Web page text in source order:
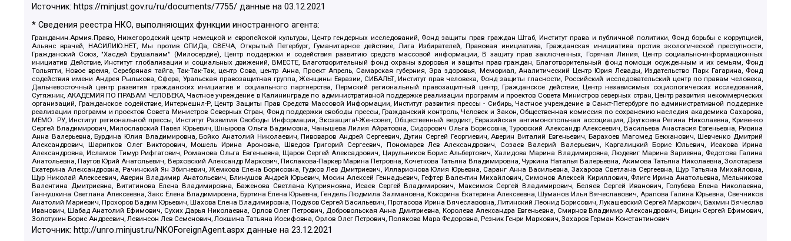
Источник: https://minjust.gov.ru/ru/documents/7755/ данные на03.12.2021
* Сведения реестра НКО, выполняющих функции иностранного агента:
Гражданин.Армия.Право, Нижегородский центр немецкой и европейской культуры, Центр гендерных исследований, Фонд защиты прав граждан Штаб, Институт права и публичной политики, Фонд борьбы с коррупцией,
Альянс врачей, НАСИЛИЮ.НЕТ, Мы против СПИДа, СВЕЧА, Открытый Петербург, Гуманитарное действие, Лига Избирателей, Правовая инициатива, Гражданская инициатива против экологической преступности,
Гражданский Союз, "Хасдей Ерушалаим" (Милосердие), Центр поддержки и содействия развитию средств массовой информации, В защиту прав заключенных, Горячая Линия, Центр социально-информационных
инициатив Действие, Институт глобализации и социальных движений, ВМЕСТЕ, Благотворительный фонд охраны здоровья и защиты прав граждан, Благотворительный фонд помощи осужденным и их семьям, Фонд
Тольятти, Новое время, Серебряная тайга, Так-Так-Так, центр Сова, центр Анна, Проект Апрель, Самарская губерния, Эра здоровья, Мемориал, Аналитический Центр Юрия Левады, Издательство Парк Гагарина, Фонд
содействия имени Андрея Рылькова, Сфера, Уральская правозащитная группа, Женщины Евразии, СИБАЛЬТ, Институт прав человека, Фонд защиты гласности, Российский исследовательский центр по правам человека,
Дальневосточный центр развития гражданских инициатив и социального партнерства, Пермский региональный правозащитный центр, Гражданское действие, Центр независимых социологических исследований,
Сутяжник, АКАДЕМИЯ ПО ПРАВАМ ЧЕЛОВЕКА, Частное учреждение в Калининграде по административной поддержке реализации программ и проектов Совета Министров северных стран, Центр развития некоммерческих
организаций, Гражданское содействие, Интернешнл-Р, Центр Защиты Прав Средств Массовой Информации, Институт развития прессы - Сибирь, Частное учреждение в Санкт-Петербурге по административной поддержке
реализации программ и проектов Совета Министров Северных Стран, Фонд поддержки свободы прессы, Гражданский контроль, Человек и Закон, Общественная комиссия по сохранению наследия академика Сахарова,
МЕМО. РУ, Институт региональной прессы, Институт Развития Свободы Информации, Экозащита!-Женсовет, Общественный вердикт, Евразийская антимонопольная ассоциация, Дзугкоева Регина Николаевна, Кривенко
Сергей Владимирович, Милославский Павел Юрьевич, Шнырова Ольга Вадимовна, Чанышева Лилия Айратовна, Сидорович Ольга Борисовна, Туровский Александр Алексеевич, Васильева Анастасия Евгеньевна, Ривина
Анна Валерьевна, Бурдина Юлия Владимировна, Бойко Анатолий Николаевич, Пивоваров Андрей Сергеевич, Дугин Сергей Георгиевич, Аверин Виталий Евгеньевич, Барахоев Магомед Бекханович, Шевченко Дмитрий
Александрович, Шарипков Олег Викторович, Мошель Ирина Ароновна, Шведов Григорий Сергеевич, Пономарев Лев Александрович, Созаев Валерий Валерьевич, Каргалицкий Борис Юльевич, Исакова Ирина
Александровна, Исламов Тимур Рифгатович, Романова Ольга Евгеньевна, Щаров Сергей Алексадрович, Цирульников Борис Альбертович, Халидова Марина Владимировна, Людевиг Марина Зариевна, Федотова Галина
Анатольевна, Паутов Юрий Анатольевич, Верховский Александр Маркович, Пислакова-Паркер Марина Петровна, Кочеткова Татьяна Владимировна, Чуркина Наталья Валерьевна, Акимова Татьяна Николаевна, Золотарева
Екатерина Александровна, Рачинский Ян Збигневич, Жемкова Елена Борисовна, Гудков Лев Дмитриевич, Илларионова Юлия Юрьевна, Саранг Анна Васильевна, Захарова Светлана Сергеевна, Щур Татьяна Михайловна,
Щур Николай Алексеевич, Аверин Владимир Анатольевич, Блинушов Андрей Юрьевич, Мосин Алексей Геннадьевич, Гефтер Валентин Михайлович, Симонов Алексей Кириллович, Флиге Ирина Анатольевна, Мельникова
Валентина Дмитриевна, Вититинова Елена Владимировна, Баженова Светлана Куприяновна, Исаев Сергей Владимирович, Максимов Сергей Владимирович, Беляев Сергей Иванович, Голубева Елена Николаевна,
Ганнушкина Светлана Алексеевна, Закс Елена Владимировна, Буртина Елена Юрьевна, Гендель Людмила Залмановна, Кокорина Екатерина Алексеевна, Шуманов Илья Вячеславович, Арапова Галина Юрьевна, Свечников
Анатолий Мариевич, Прохоров Вадим Юрьевич, Шахова Елена Владимировна, Подузов Сергей Васильевич, Протасова Ирина Вячеславовна, Литинский Леонид Борисович, Лукашевский Сергей Маркович, Бахмин Вячеслав
Иванович, Шабад Анатолий Ефимович, Сухих Дарья Николаевна, Орлов Олег Петрович, Добровольская Анна Дмитриевна, Королева Александра Евгеньевна, Смирнов Владимир Александрович, Вицин Сергей Ефимович,
Золотухин Борис Андреевич, Левинсон Лев Семенович, Локшина Татьяна Иосифовна, Орлов Олег Петрович, Полякова Мара Федоровна, Резник Генри Маркович, Захаров Герман Константинович
Источник: http://unro.minjust.ru/NKOForeignAgent.aspx данные на23.12.2021